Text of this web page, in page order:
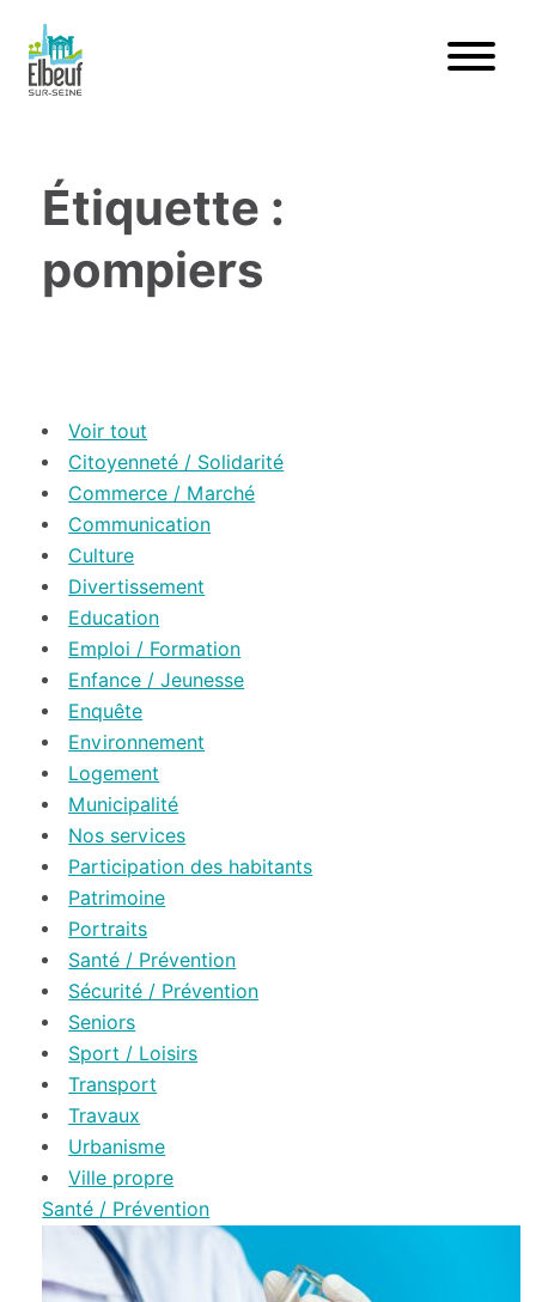
Étiquette :
pompiers
Voir tout
Citoyenneté / Solidarité
Commerce / Marché
Communication
Culture
Divertissement
Education
Emploi / Formation
Enfance / Jeunesse
Enquête
Environnement
Logement
Municipalité
Nos services
Participation des habitants
Patrimoine
Portraits
Santé / Prévention
Sécurité / Prévention
Seniors
Sport / Loisirs
Transport
Travaux
Urbanisme
Ville propre
Santé / Prévention